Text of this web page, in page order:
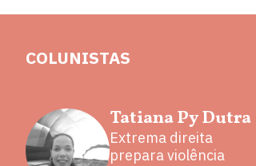
COLUNISTAS
Tatiana Py Dutra
Extrema direita
prepara violência